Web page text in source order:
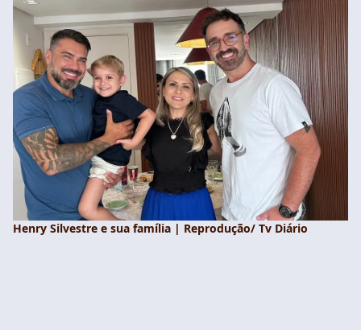
Henry Silvestre e sua família | Reprodução/ Tv Diário